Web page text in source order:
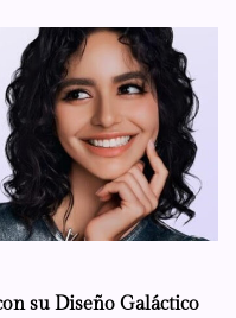
su Diseño Galáctico